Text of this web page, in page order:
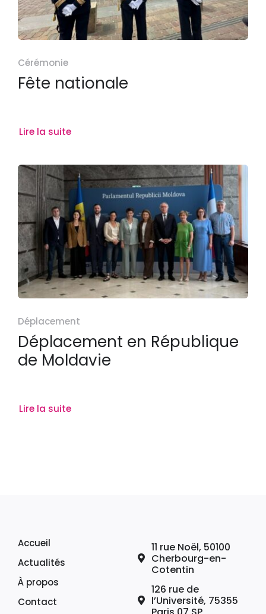
Cérémonie
Fête nationale
Lire la suite
Déplacement
Déplacement en République
de Moldavie
Lire la suite
Accueil
Actualités
À propos
Contact
11 rue Noël, 50100
Cherbourg-en-
Cotentin
126 rue de
l’Université, 75355